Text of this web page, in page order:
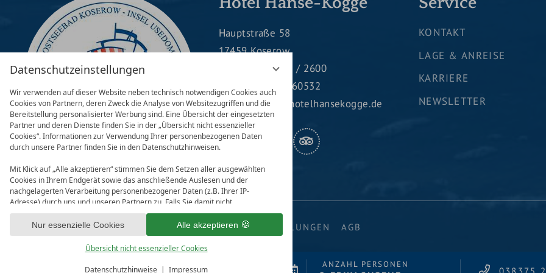
Datenschutzeinstellungen
Wir verwenden auf dieser Website neben technisch notwendigen Cookies auch
Cookies von Partnern, deren Zweck die Analyse von Websitezugriffen und die
Bereitstellung personalisierter Werbung sind. Eine Übersicht der eingesetzten
Partner und deren Dienste finden Sie in der „Übersicht nicht essenzieller
Cookies“. Informationen zur Verwendung Ihrer personenbezogenen Daten
durch unsere Partner finden Sie in den Datenschutzhinweisen.
Mit Klick auf „Alle akzeptieren“ stimmen Sie dem Setzen aller ausgewählten
Cookies in Ihrem Endgerät sowie das anschließende Auslesen und der
nachgelagerten Verarbeitung personenbezogener Daten (z.B. Ihrer IP-
Adresse) durch uns und unseren Partnern zu. Falls Sie damit nicht
einverstanden sind, klicken Sie bitte auf „Nur essenzielle Cookies“. Eine
individuelle Auswahl können Sie unter „Übersicht nicht essenzieller Cookies“
tätigen. Sie können Ihre Auswahl im Fußbereich dieser Website oder in den
Datenschutzhinweisen jederzeit aufrufen und ändern.
Alle akzeptieren
Nur essenzielle Cookies
Übersicht nicht essenzieller Cookies
Datenschutzhinweise Impressum
ANZAHL PERSONEN
Hauptstraße 58
17459 Koserow
038375 / 2600
Fax: 038375 / 260532
reservierung@hotelhansekogge.de
FACEBOOKINSTAGRAM
KONTAKT
LAGE & ANREISE
KARRIERE
NEWSLETTER
IMPRESSUM DATENSCHUTZ DATENSCHUTZEINSTELLUNGEN AGB